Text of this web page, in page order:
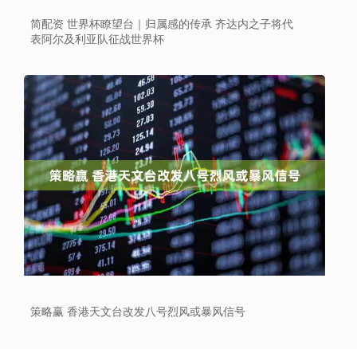
简配资 世界杯瞭望台｜归属感的传承 齐达内之子将代
表阿尔及利亚队征战世界杯
策略赢 香港天文台改发八号烈风或暴风信号